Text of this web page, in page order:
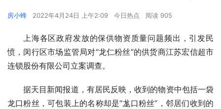
房小蜂 2022年4月24日 上午2:09 今日热点 阅读 905
上海各区政府发放的保供物资质量问题频出，引发民
愤，闵行区市场监管局对“龙仁粉丝”的供货商江苏宏信超市
连锁股份有限公司立案调查。
据天目新闻报道，有居民反映，收到的物资中包括一袋
龙口粉丝，可包装上的名称却是“尨口粉丝”，邻居们收到的